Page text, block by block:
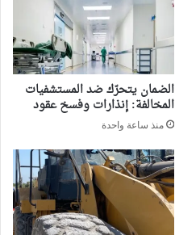
الضمان يتحرّك ضد المستشفيات
المخالفة: إنذارات وفسخ عقود
منذ ساعة واحدة